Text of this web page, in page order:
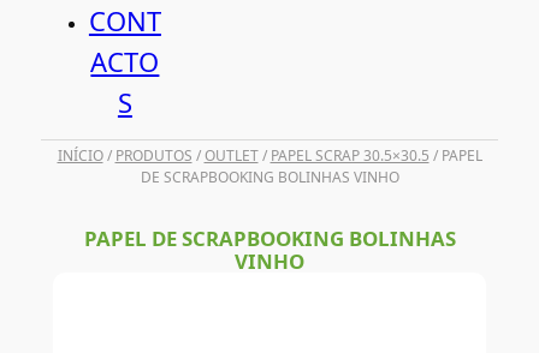
CONT
ACTO
S
INÍCIO/ PRODUTOS /OUTLET/ PAPEL SCRAP 30.5×30.5 / PAPEL
DE SCRAPBOOKING BOLINHAS VINHO
PAPEL DE SCRAPBOOKING BOLINHAS
VINHO